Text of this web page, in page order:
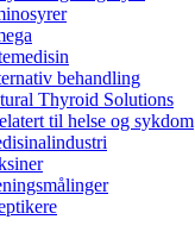
behandling
Thyroid Solutions
til helse og sykdom